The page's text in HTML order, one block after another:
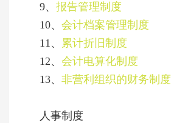
9、 报告管理制度
10、 会计档案管理制度
11、 累计折旧制度
12、 会计电算化制度
13、 非营利组织的财务制度
人事制度